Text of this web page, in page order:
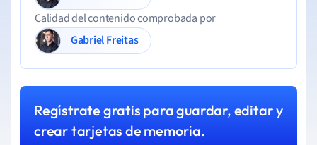
Calidad del contenido comprobada por
Gabriel Freitas
Regístrate gratis para guardar, editar y
crear tarjetas de memoria.